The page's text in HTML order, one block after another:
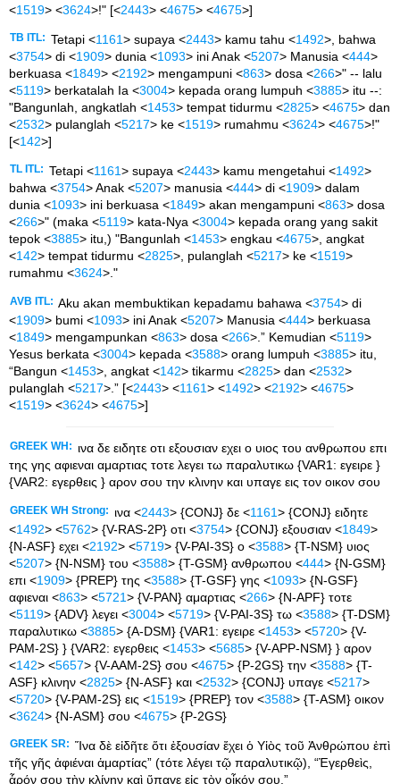
<1519> <3624>!" [<2443> <4675> <4675>]
TB ITL: Tetapi <1161> supaya <2443> kamu tahu <1492>, bahwa
<3754> di <1909> dunia <1093> ini Anak <5207> Manusia <444>
berkuasa <1849> <2192> mengampuni <863> dosa <266>" -- lalu
<5119> berkatalah Ia <3004> kepada orang lumpuh <3885> itu --:
"Bangunlah, angkatlah <1453> tempat tidurmu <2825> <4675> dan
<2532> pulanglah <5217> ke <1519> rumahmu <3624> <4675>!"
[<142>]
TL ITL: Tetapi <1161> supaya <2443> kamu mengetahui <1492>
bahwa <3754> Anak <5207> manusia <444> di <1909> dalam
dunia <1093> ini berkuasa <1849> akan mengampuni <863> dosa
<266>" (maka <5119> kata-Nya <3004> kepada orang yang sakit
tepok <3885> itu,) "Bangunlah <1453> engkau <4675>, angkat
<142> tempat tidurmu <2825>, pulanglah <5217> ke <1519>
rumahmu <3624>."
AVB ITL: Aku akan membuktikan kepadamu bahawa <3754> di
<1909> bumi <1093> ini Anak <5207> Manusia <444> berkuasa
<1849> mengampunkan <863> dosa <266>.” Kemudian <5119>
Yesus berkata <3004> kepada <3588> orang lumpuh <3885> itu,
“Bangun <1453>, angkat <142> tikarmu <2825> dan <2532>
pulanglah <5217>.” [<2443> <1161> <1492> <2192> <4675>
<1519> <3624> <4675>]
GREEK WH:
ινα δε ειδητε οτι εξουσιαν εχει ο υιος του ανθρωπου επι
της γης αφιεναι αμαρτιας τοτε λεγει τω παραλυτικω {VAR1: εγειρε }
{VAR2: εγερθεις } αρον σου την κλινην και υπαγε εις τον οικον σου
GREEK WH Strong: ινα <2443> {CONJ} δε <1161> {CONJ} ειδητε
<1492> <5762> {V-RAS-2P} οτι <3754> {CONJ} εξουσιαν <1849>
{N-ASF} εχει <2192> <5719> {V-PAI-3S} ο <3588> {T-NSM} υιος
<5207> {N-NSM} του <3588> {T-GSM} ανθρωπου <444> {N-GSM}
επι <1909> {PREP} της <3588> {T-GSF} γης <1093> {N-GSF}
αφιεναι <863> <5721> {V-PAN} αμαρτιας <266> {N-APF} τοτε
<5119> {ADV} λεγει <3004> <5719> {V-PAI-3S} τω <3588> {T-DSM}
παραλυτικω <3885> {A-DSM} {VAR1: εγειρε <1453> <5720> {V-
PAM-2S} } {VAR2: εγερθεις <1453> <5685> {V-APP-NSM} } αρον
<142> <5657> {V-AAM-2S} σου <4675> {P-2GS} την <3588> {T-
ASF} κλινην <2825> {N-ASF} και <2532> {CONJ} υπαγε <5217>
<5720> {V-PAM-2S} εις <1519> {PREP} τον <3588> {T-ASM} οικον
<3624> {N-ASM} σου <4675> {P-2GS}
GREEK SR: Ἵνα δὲ εἰδῆτε ὅτι ἐξουσίαν ἔχει ὁ Υἱὸς τοῦ Ἀνθρώπου ἐπὶ
τῆς γῆς ἀφιέναι ἁμαρτίας” (τότε λέγει τῷ παραλυτικῷ), “Ἐγερθεὶς,
ἆρόν σου τὴν κλίνην καὶ ὕπαγε εἰς τὸν οἶκόν σου.”